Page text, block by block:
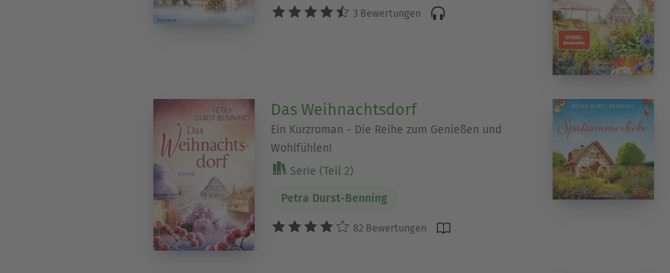
3 Bewertungen
Das Weihnachtsdorf
Ein Kurzroman - Die Reihe zum Genießen und
Wohlfühlen!
Serie (Teil 2)
Petra Durst-Benning
82 Bewertungen